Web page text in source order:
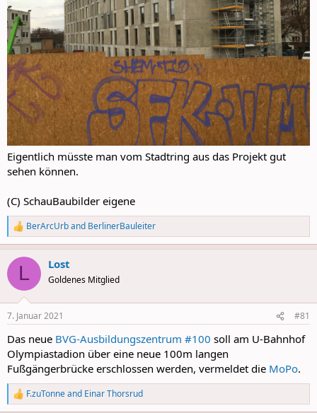
Eigentlich müsste man vom Stadtring aus das Projekt gut
sehen können.
(C) SchauBaubilder eigene
R
e
a
c
i
s
BerArcUrband BerlinerBauleiter
L Lost
Goldenes Mitglied
7. Januar 2021 #81
Das neue BVG-Ausbildungszentrum #100 soll am U-Bahnhof
Olympiastadion über eine neue 100m langen
Fußgängerbrücke erschlossen werden, vermeldet die MoPo.
R
e
F.zuTonneand Einar Thorsrud